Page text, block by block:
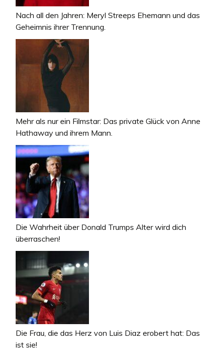
Nach all den Jahren: Meryl Streeps Ehemann und das
Geheimnis ihrer Trennung.
Mehr als nur ein Filmstar: Das private Glück von Anne
Hathaway und ihrem Mann.
Die Wahrheit über Donald Trumps Alter wird dich
überraschen!
Die Frau, die das Herz von Luis Diaz erobert hat: Das
ist sie!